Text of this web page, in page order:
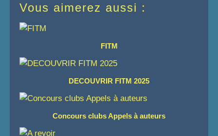
Vous aimerez aussi :
FITM
DECOUVRIR FITM 2025
Concours clubs Appels à auteurs